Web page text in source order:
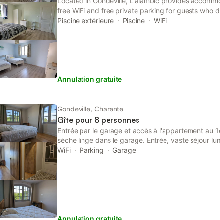
free WiFi and free private parking for guests who
home has garden views and is 42 km from Saintes
Piscine extérieure Piscine WiFi
Annulation gratuite
Gondeville, Charente
Gîte pour 8 personnes
Entrée par le garage et accès à l'appartement au
sèche linge dans le garage. Entrée, vaste séjour
cuisine équipée, espace repas et salon, accès à
WiFi Parking Garage
Annulation gratuite